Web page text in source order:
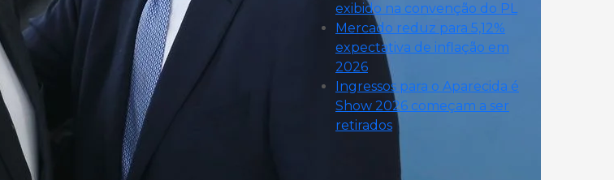
exibido na convenção do PL
Mercado reduz para 5,12%
expectativa de inflação em
2026
Ingressos para o Aparecida é
Show 2026 começam a ser
retirados